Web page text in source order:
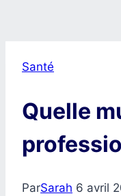
Santé
Quelle
ParSarah 6 avril